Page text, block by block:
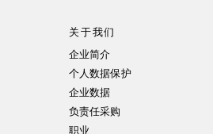
关于我们
企业简介
个人数据保护
企业数据
负责任采购
职业